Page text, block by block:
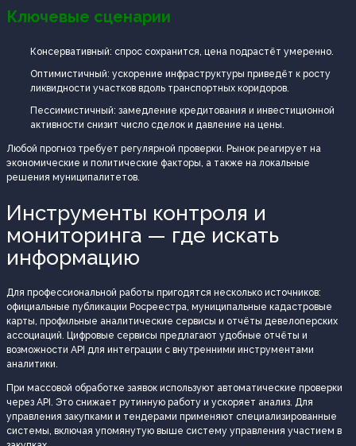
Ключевые сценарии
Консервативный: спрос сохранится, цена подрастёт умеренно.
Оптимистичный: ускорение инфраструктуры приведёт к росту
ликвидности участков вдоль транспортных коридоров.
Пессимистичный: замедление кредитования и инвестиционной
активности снизит число сделок и давление на цены.
Любой прогноз требует регулярной проверки. Рынок реагирует на
экономические и политические факторы, а также на локальные
решения муниципалитетов.
Инструменты контроля и
мониторинга — где искать
информацию
Для профессиональной работы пригодятся несколько источников:
официальные публикации Росреестра, муниципальные кадастровые
карты, профильные аналитические сервисы и отчёты девелоперских
ассоциаций. Цифровые сервисы предлагают удобные отчёты и
возможности API для интеграции с внутренними инструментами
аналитики.
При массовой обработке заявок используют автоматические проверки
через API. Это снижает рутинную работу и ускоряет анализ. Для
управления закупками и тендерами применяют специализированные
системы, включая упомянутую выше систему управления участием в